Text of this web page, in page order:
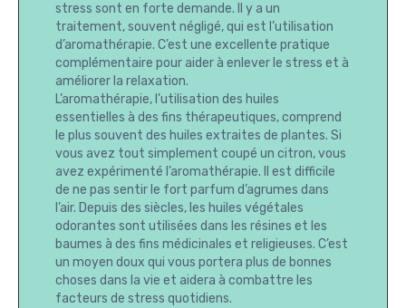
stress sont en forte demande. Il y a un
traitement, souvent négligé, qui est l’utilisation
d’aromathérapie. C’est une excellente pratique
complémentaire pour aider à enlever le stress et à
améliorer la relaxation.
L’aromathérapie, l’utilisation des huiles
essentielles à des fins thérapeutiques, comprend
le plus souvent des huiles extraites de plantes. Si
vous avez tout simplement coupé un citron, vous
avez expérimenté l’aromathérapie. Il est difficile
de ne pas sentir le fort parfum d’agrumes dans
l’air. Depuis des siècles, les huiles végétales
odorantes sont utilisées dans les résines et les
baumes à des fins médicinales et religieuses. C’est
un moyen doux qui vous portera plus de bonnes
choses dans la vie et aidera à combattre les
facteurs de stress quotidiens.